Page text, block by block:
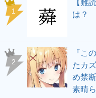
1
【難
は？
2
『こ
たカ
め禁
素晴